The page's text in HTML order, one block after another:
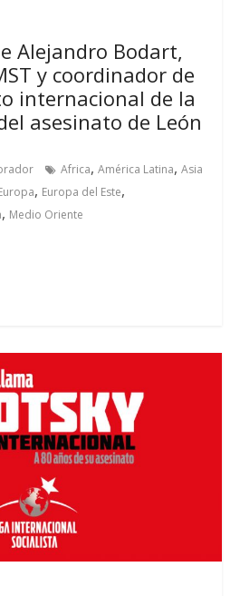
Alejandro Bodart,
y coordinador de
internacional de la
asesinato de León
Africa, América Latina, Asia
, Europa del Este,
, Medio Oriente